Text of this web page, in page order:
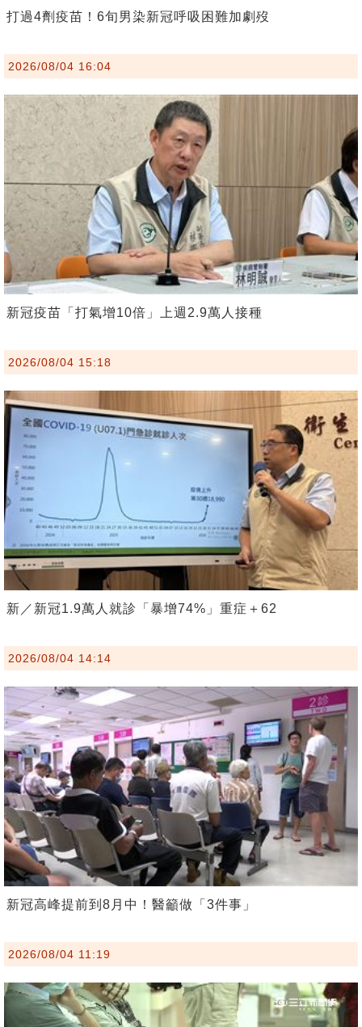
打過4劑疫苗！6旬男染新冠呼吸困難加劇歿
2026/08/04 16:04
新冠疫苗「打氣增10倍」上週2.9萬人接種
2026/08/04 15:18
新／新冠1.9萬人就診「暴增74%」重症＋62
2026/08/04 14:14
新冠高峰提前到8月中！醫籲做「3件事」
2026/08/04 11:19